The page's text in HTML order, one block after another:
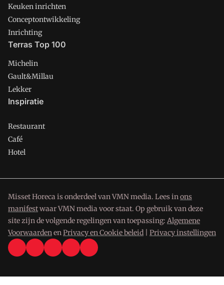
Keuken inrichten
Conceptontwikkeling
Inrichting
Terras Top 100
Michelin
Gault&Millau
Lekker
Inspiratie
Restaurant
Café
Hotel
Misset Horeca is onderdeel van VMN media. Lees inons
manifestwaar VMN media voor staat. Op gebruik van deze
site zijn de volgende regelingen van toepassing: Algemene
VoorwaardenenPrivacy en Cookie beleid Privacy instellingen